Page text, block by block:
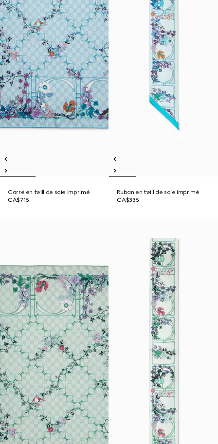
Carré en twill de soie imprimé
CA$715
Ruban en twill de soie imprimé
CA$335